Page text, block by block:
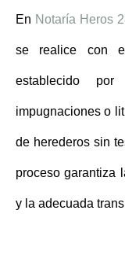
En Notaría Heros
se realice con
establecido
impugnaciones o
de herederos sin
proceso garantiza
y la adecuada